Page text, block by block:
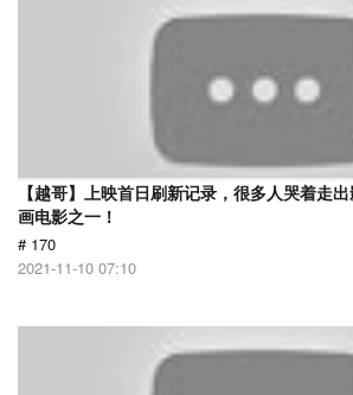
【越哥】上映首日刷新记录，很多人哭着走
画电影之一！
# 170
2021-11-10 07:10